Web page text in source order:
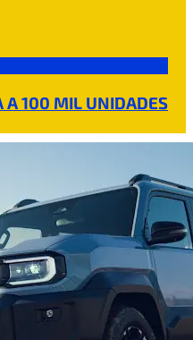
A 100 MIL UNIDADES